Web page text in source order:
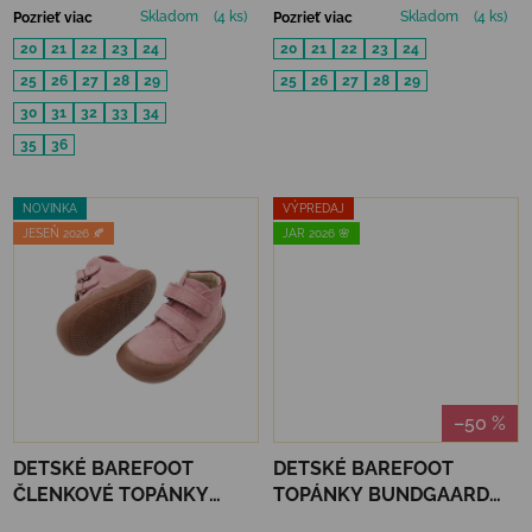
Pozrieť viac Skladom
(4 ks)
20
21 22 23
24
25
26 27 28
29
30
31 32 33
34
35
36
Pozrieť viac Skladom
(4 ks)
20
21 22 23
24
25
26 27 28 29
NOVINKA
JESEŇ 2026 🍂
DETSKÉ BAREFOOT
ČLENKOVÉ TOPÁNKY
VÝPREDAJ
JAR 2026 🌸
–50 %
DETSKÉ BAREFOOT
TOPÁNKY BUNDGAARD